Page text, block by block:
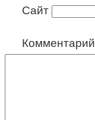
Сайт
Комментарий